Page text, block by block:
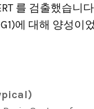
를 검출했습니
에 대해 양성이